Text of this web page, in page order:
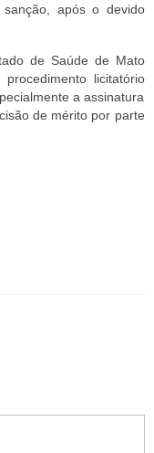
após o devido
de Saúde de Mato
licitatório
a assinatura
de mérito por parte